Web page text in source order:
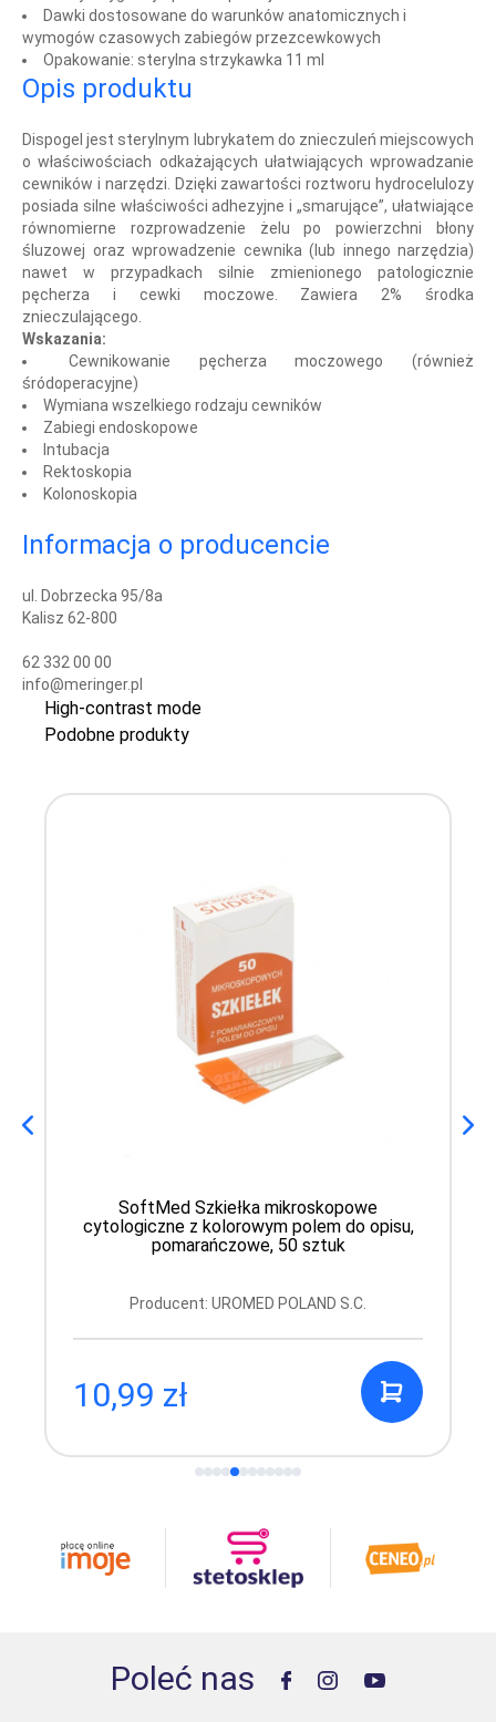
Dawki dostosowane do warunków anatomicznych i
wymogów czasowych zabiegów przezcewkowych
Opakowanie: sterylna strzykawka 11 ml
Opis produktu
Dispogel jest sterylnym lubrykatem do znieczuleń miejscowych
o właściwościach odkażających ułatwiających wprowadzanie
cewników i narzędzi. Dzięki zawartości roztworu hydrocelulozy
posiada silne właściwości adhezyjne i „smarujące”, ułatwiające
równomierne rozprowadzenie żelu po powierzchni błony
śluzowej oraz wprowadzenie cewnika (lub innego narzędzia)
nawet w przypadkach silnie zmienionego patologicznie
pęcherza i cewki moczowe. Zawiera 2% środka
znieczulającego.
Wskazania:
Cewnikowanie pęcherza moczowego (również
śródoperacyjne)
Wymiana wszelkiego rodzaju cewników
Zabiegi endoskopowe
Intubacja
Rektoskopia
Kolonoskopia
Informacja o producencie
ul. Dobrzecka 95/8a
Kalisz 62-800
62 332 00 00
info@meringer.pl
High-contrast mode
Podobne produkty
SoftMed Szkiełka mikroskopowe
cytologiczne z kolorowym polem do opisu,
pomarańczowe, 50 sztuk
Producent: UROMED POLAND S.C.
10,99 zł
Poleć nas